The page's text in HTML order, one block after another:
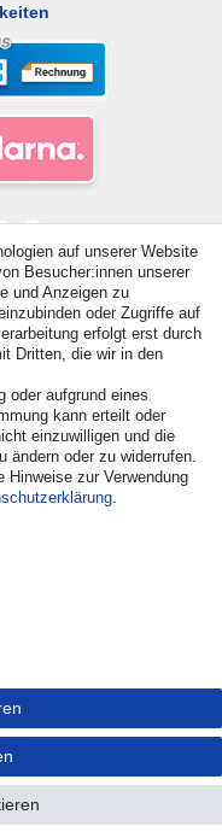
- Alle Rechte
MwSt. |
nach
Kontakt
auf unserer Website
Besucher:innen unserer
und Anzeigen zu
oder Zugriffe auf
erfolgt erst durch
Dritten, die wir in den
oder aufgrund eines
kann erteilt oder
einzuwilligen und die
ändern oder zu widerrufen.
Hinweise zur Verwendung
.